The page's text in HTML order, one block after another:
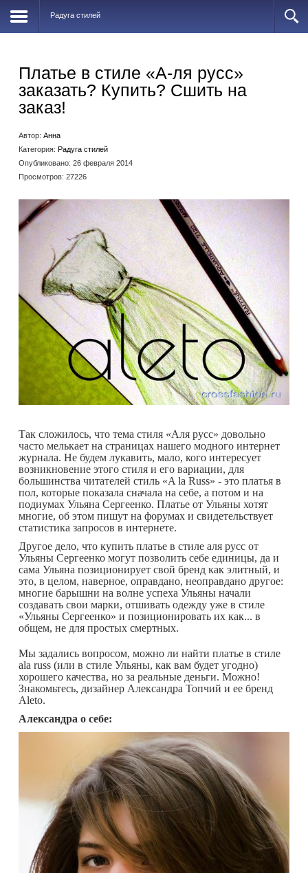
Радуга стилей
Платье в стиле «А-ля русс»
заказать? Купить? Сшить на
заказ!
Автор: Анна
Категория: Радуга стилей
Опубликовано: 26 февраля 2014
Просмотров: 27226
Так сложилось, что тема стиля «Аля русс» довольно
часто мелькает на страницах нашего модного интернет
журнала. Не будем лукавить, мало, кого интересует
возникновение этого стиля и его вариации, для
большинства читателей стиль «A la Russ» - это платья в
пол, которые показала сначала на себе, а потом и на
подиумах Ульяна Сергеенко. Платье от Ульяны хотят
многие, об этом пишут на форумах и свидетельствует
статистика запросов в интернете.
Другое дело, что купить платье в стиле аля русс от
Ульяны Сергеенко могут позволить себе единицы, да и
сама Ульяна позиционирует свой бренд как элитный, и
это, в целом, наверное, оправдано, неоправдано другое:
многие барышни на волне успеха Ульяны начали
создавать свои марки, отшивать одежду уже в стиле
«Ульяны Сергеенко» и позиционировать их как... в
общем, не для простых смертных.
Мы задались вопросом, можно ли найти платье в стиле
ala russ (или в стиле Ульяны, как вам будет угодно)
хорошего качества, но за реальные деньги. Можно!
Знакомьтесь, дизайнер Александра Топчий и ее бренд
Aleto.
Александра о себе: